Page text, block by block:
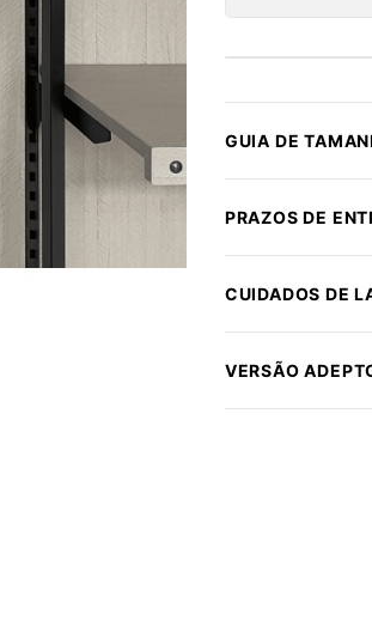
GUIA DE
PRAZOS DE
CUIDADOS DE
VERSÃO